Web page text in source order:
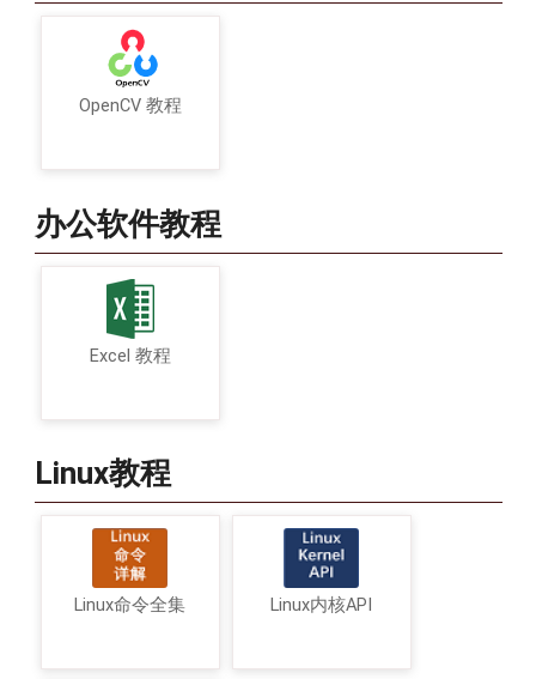
OpenCV 教程
办公软件教程
Excel 教程
Linux教程
Linux命令全集 Linux内核API